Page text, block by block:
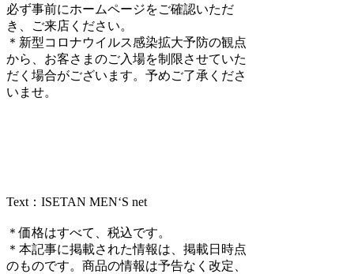
必ず事前にホームページをご確認いただ
き、ご来店ください。
＊新型コロナウイルス感染拡大予防の観点
から、お客さまのご入場を制限させていた
だく場合がございます。予めご了承くださ
いませ。
Text：ISETAN MEN‘S net
＊価格はすべて、税込です。
＊本記事に掲載された情報は、掲載日時点
のものです。商品の情報は予告なく改定、